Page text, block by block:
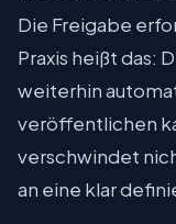
Die Freigabe
Praxis heißt das:
weiterhin
veröffentlichen
verschwindet
an eine klar